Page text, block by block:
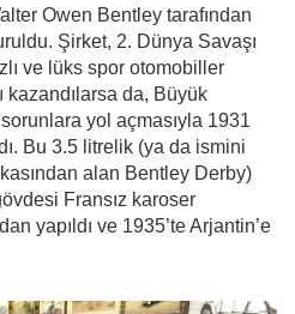
Owen Bentley tarafından
Şirket, 2. Dünya Savaşı
ve lüks spor otomobiller
kazandılarsa da, Büyük
yol açmasıyla 1931
Bu 3.5 litrelik (ya da ismini
alan Bentley Derby)
Fransız karoser
yapıldı ve 1935’te Arjantin’e